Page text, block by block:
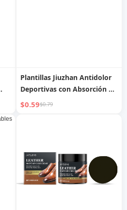
Plantillas Jiuzhan Antidolor
Deportivas con Absorción de
Impactos para Hombres y
$0.59$0.79